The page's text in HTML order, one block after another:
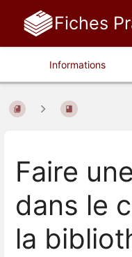
Fiches
Informations
Faire
dans le
la